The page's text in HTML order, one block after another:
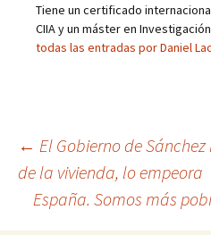
Tiene un certificado
CIIA y un máster en
todas las entradas por Daniel
Navegación
de
entradas
← El Gobierno de
de la vivienda, lo empeora
España. Somos más